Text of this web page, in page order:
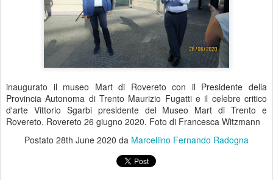
inaugurato il museo Mart di Rovereto con il Presidente della
Provincia Autonoma di Trento Maurizio Fugatti e il celebre critico
d'arte Vittorio Sgarbi presidente del Museo Mart di Trento e
Rovereto. Rovereto 26 giugno 2020. Foto di Francesca Witzmann
Postato 28th June 2020 da Marcellino Fernando Radogna